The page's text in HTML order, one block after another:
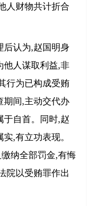
人财物共计折合
认为,赵国明身
他人谋取利益,非
行为已构成受贿
期间,主动交代办
于自首。同时,赵
,有立功表现。
纳全部罚金,有悔
院以受贿罪作出